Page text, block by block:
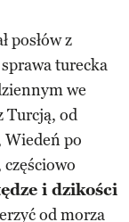
posłów z
turecka
we
Turcją, od
Wiedeń po
częściowo
i dzikości
od morza